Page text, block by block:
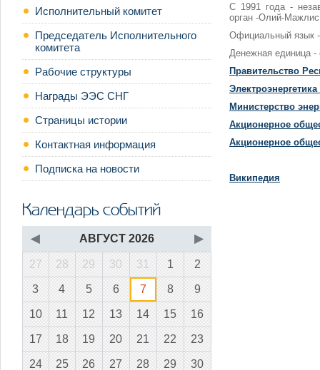
С 1991 года -
орган -Олий-
Официальный язык -
Денежная единица
Правительство
М инистерство
Акционерное
Акционерное
Википедия
Исполнительный комитет
Председатель Исполнительного
комитета
Рабочие структуры
Награды ЭЭС СНГ
Страницы истории
Контактная информация
Подписка на новости
Календарь событий
◀ АВГУСТ 2026 ▶
27 28 29 30 31 1 2
3 4 5 6 7 8 9
10 11 12 13 14 15 16
17 18 19 20 21 22 23
24 25 26 27 28 29 30